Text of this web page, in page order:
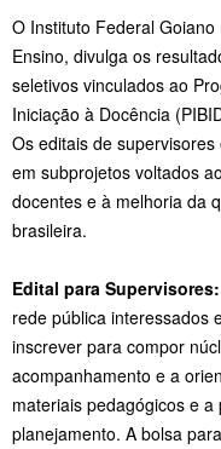
O Instituto Federal
Ensino, divulga os
seletivos vinculados ao
Iniciação à Docência
Os editais de
em subprojetos voltados
docentes e à melhoria da
brasileira.
Edital para Supervisores:
rede pública interessados
inscrever para compor
acompanhamento e a
materiais pedagógicos e
planejamento. A bolsa